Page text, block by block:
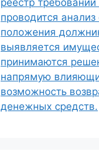
реестр
проводится
положения
выявляется
принимаются
напрямую
возможность
денежных средств.